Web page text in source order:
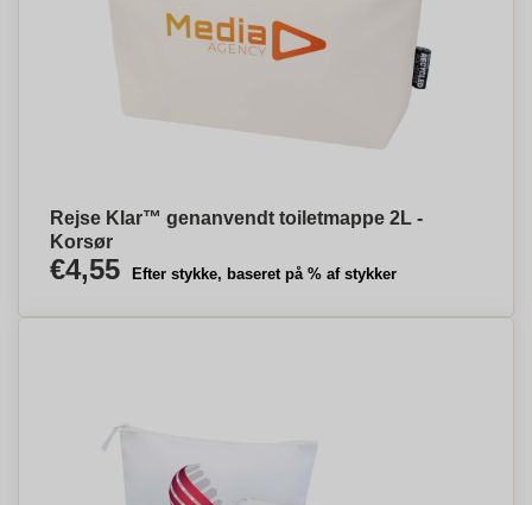
Rejse Klar™ genanvendt toiletmappe 2L -
Korsør
€4,55 Efter stykke, baseret på % af stykker